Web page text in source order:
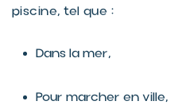
piscine, tel que :
Dans la mer,
Pour marcher en ville,